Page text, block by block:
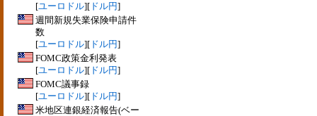
[ユーロドル][ ドル円]
週間新規失業保険申請件
数
[ユーロドル][ ドル円]
FOMC政策金利発表
[ユーロドル][ ドル円]
FOMC議事録
[ユーロドル][ ドル円]
米地区連銀経済報告(ベー